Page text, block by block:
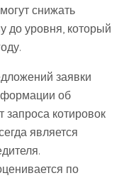
снижать
до уровня, который
заявки
об
запроса котировок
является
по